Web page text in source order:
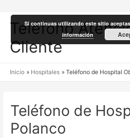
Teléfono
Cliente
Inicio Hospitales Teléfono de Hospital
Teléfono de
Polanco
Si continuas utilizando este sitio
información